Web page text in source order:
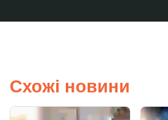
Схожі новини